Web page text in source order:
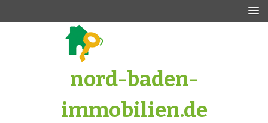
nord-baden-
immobilien.de